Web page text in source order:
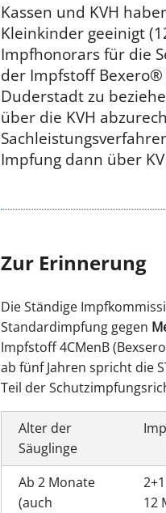
Kassen und KVH
Kleinkinder geeinigt
Impfhonorars für die
der Impfstoff
Duderstadt zu
über die KVH
Impfung dann über
Zur
Die Ständige
Standardimpfung gegen
Impfstoff 4CMenB
ab fünf Jahren spricht die
Teil der
Alter der
Säuglinge
Ab 2 Monate
(auch
12